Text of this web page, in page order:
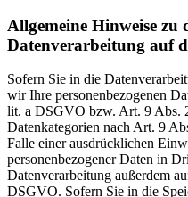
Allgemeine Hinweise zu
Datenverarbeitung auf
Sofern Sie in die
wir Ihre personenbezogenen
lit. a DSGVO bzw. Art. 9 Abs.
Datenkategorien nach Art. 9
Falle einer ausdrücklichen
personenbezogener Daten in
Datenverarbeitung außerdem
DSGVO. Sofern Sie in die